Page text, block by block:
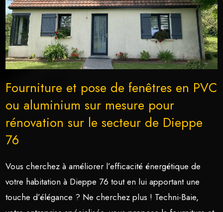
Fourniture et pose de fenêtres en PVC
ou aluminium sur mesure pour
rénovation sur le secteur de Dieppe
76
Vous cherchez à améliorer l’efficacité énergétique de
votre habitation à Dieppe 76 tout en lui apportant une
touche d’élégance ? Ne cherchez plus ! Techni-Baie,